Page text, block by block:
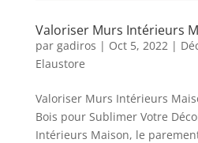
Valoriser Murs Intérieurs
par gadiros | Oct 5, 2022 |
Elaustore
Valoriser Murs Intérieurs
Bois pour Sublimer Votre
Intérieurs Maison, le